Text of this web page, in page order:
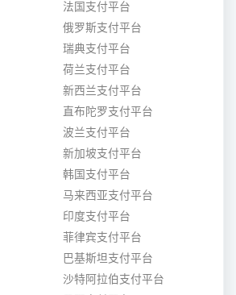
法国支付平台
俄罗斯支付平台
瑞典支付平台
荷兰支付平台
新西兰支付平台
直布陀罗支付平台
波兰支付平台
新加坡支付平台
韩国支付平台
马来西亚支付平台
印度支付平台
菲律宾支付平台
巴基斯坦支付平台
沙特阿拉伯支付平台